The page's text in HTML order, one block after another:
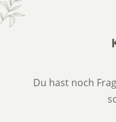
Du hast noch